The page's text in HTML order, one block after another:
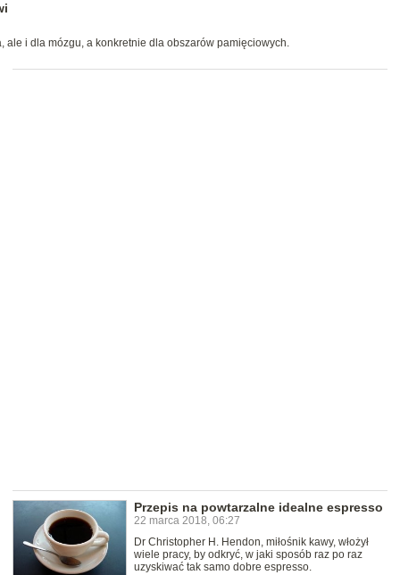
ale i dla mózgu, a konkretnie dla obszarów pamięciowych.
Przepis na powtarzalne idealne espresso
22 marca 2018, 06:27
Dr Christopher H. Hendon, miłośnik kawy, włożył
wiele pracy, by odkryć, w jaki sposób raz po raz
uzyskiwać tak samo dobre espresso.